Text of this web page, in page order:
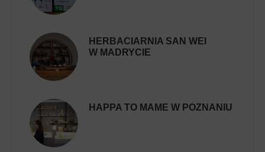
HERBACIARNIA SAN WEI
W MADRYCIE
HAPPA TO MAME W POZNANIU